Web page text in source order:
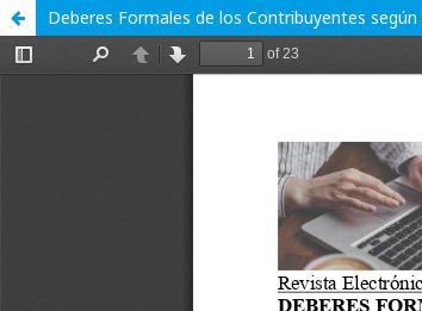
Deberes Formales de los Contribuyentes